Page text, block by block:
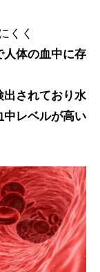
くく
人体の血中に存
出されており水
レベルが高い